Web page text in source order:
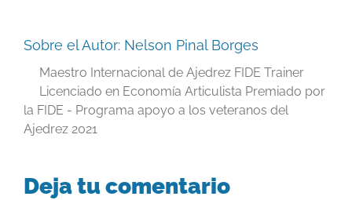
Sobre el Autor: Nelson Pinal Borges
Maestro Internacional de Ajedrez FIDE Trainer
Licenciado en Economía Articulista Premiado por
la FIDE - Programa apoyo a los veteranos del
Ajedrez 2021
Deja tu comentario